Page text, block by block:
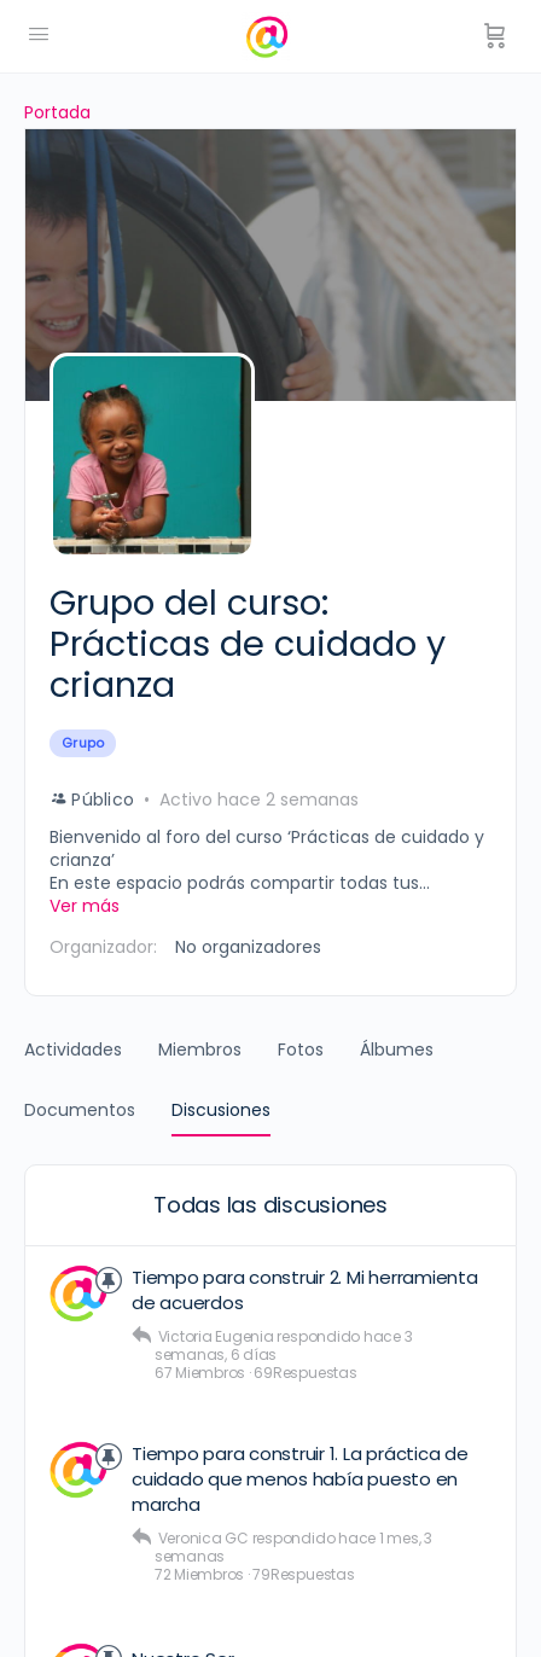
Portada
Grupo del curso:
Prácticas de cuidado y
crianza
Grupo
Público
Activo hace 2 semanas
Bienvenido al foro del curso ‘Prácticas de cuidado y
crianza’
En este espacio podrás compartir todas tus...
Ver más
Organizador:
No organizadores
Actividades Miembros Fotos Álbumes
Documentos Discusiones
Todas las discusiones
Tiempo para construir 2. Mi herramienta
de acuerdos
Victoria Eugenia respondido hace 3
semanas, 6 días
67 Miembros ·69Respuestas
Tiempo para construir 1. La práctica de
cuidado que menos había puesto en
marcha
Veronica GC respondidohace 1 mes, 3
semanas
72 Miembros ·79Respuestas